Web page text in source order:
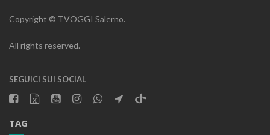
Copyright © TVOGGI Salerno.
All rights reserved.
SEGUICI SUI SOCIAL
TAG